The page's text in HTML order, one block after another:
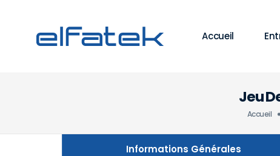
Accueil
Jeu
Accueil
Informations Générales